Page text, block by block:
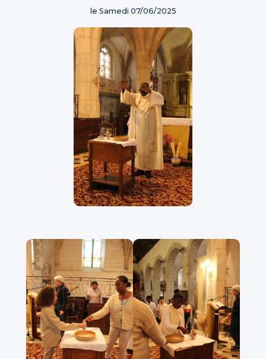
le Samedi 07/06/2025